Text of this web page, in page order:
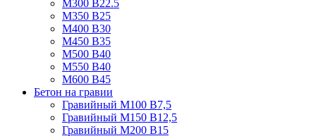
М300 В22.5
М350 В25
М400 В30
М450 В35
М500 В40
М550 В40
М600 В45
Бетон на гравии
Гравийный М100 В7,5
Гравийный М150 В12,5
Гравийный М200 В15